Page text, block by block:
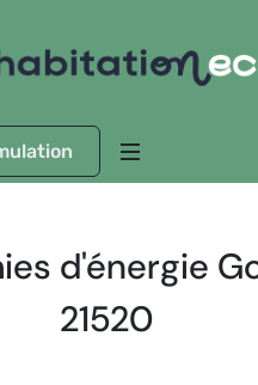
d'énergie
21520